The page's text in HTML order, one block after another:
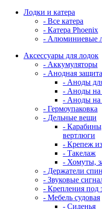
Лодки и катера
- Все катера
- Катера Phoenix
- Алюминиевые
Аксессуары для лодок
- Аккумуляторы
- Анодная защита
- Аноды
- Аноды на
- Аноды на
- Гермоупаковка
- Дельные вещи
-
вертлюги
- Крепеж
- Такелаж
- Хомуты,
- Держатели
- Звуковые
- Крепления под
- Мебель судовая
- Сиденья